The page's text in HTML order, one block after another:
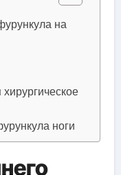
на
ноги